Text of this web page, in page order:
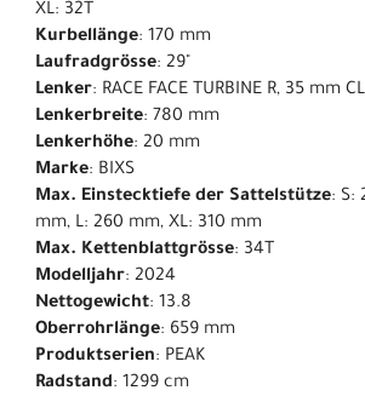
XL: 32T
Kurbellänge: 170 mm
Laufradgrösse: 29"
Lenker: RACE FACE TURBINE R, 35 mm
Lenkerbreite: 780 mm
Lenkerhöhe: 20 mm
Marke: BIXS
Max. Einstecktiefe der Sattelstütze: S:
mm, L: 260 mm, XL: 310 mm
Max. Kettenblattgrösse: 34T
Modelljahr: 2024
Nettogewicht: 13.8
Oberrohrlänge: 659 mm
Produktserien: PEAK
Radstand: 1299 cm